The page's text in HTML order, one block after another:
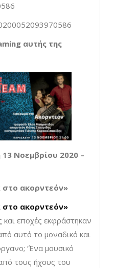
αυτής της
Νοεμβρίου 2020 –
ακορντεόν»
ακορντεόν»
εποχές εκφράστηκαν
αυτό το μοναδικό και
‘Ένα μουσικό
τους ήχους του